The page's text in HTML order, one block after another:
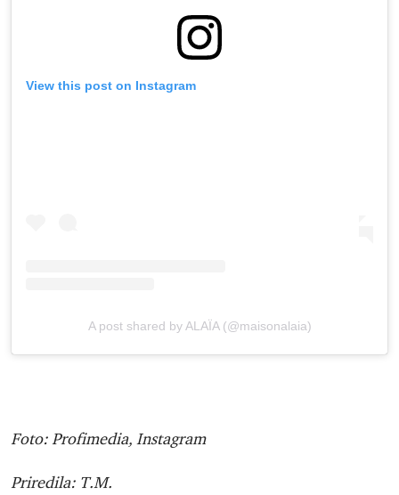
View this post on Instagram
A post shared by ALAÏA (@maisonalaia)
Foto: Profimedia, Instagram
Priredila: T.M.